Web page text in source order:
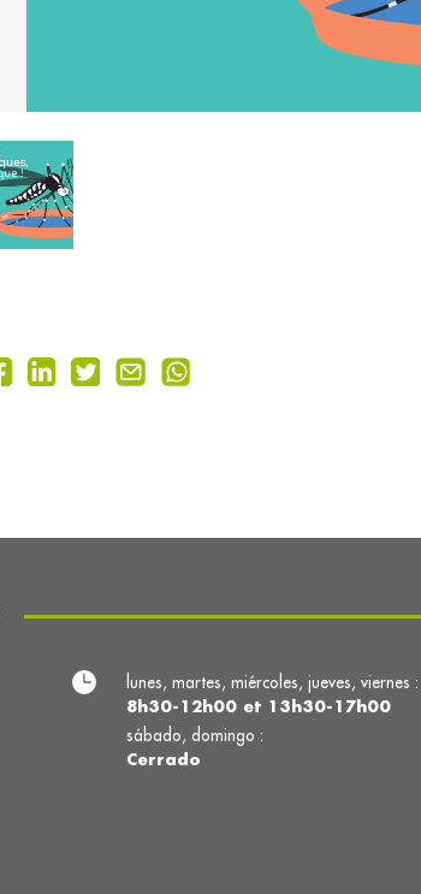
lunes, martes, miércoles, jueves, viernes :
8h30-12h00 et 13h30-17h00
sábado, domingo :
Cerrado